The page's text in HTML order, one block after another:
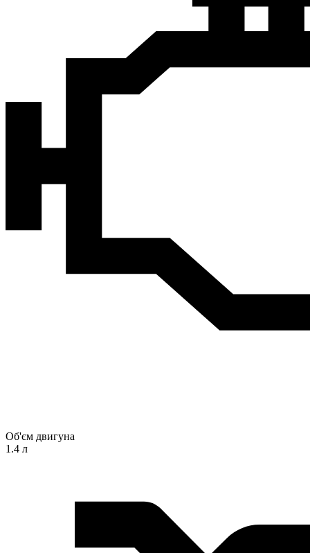
Об'єм двигуна
1.4 л